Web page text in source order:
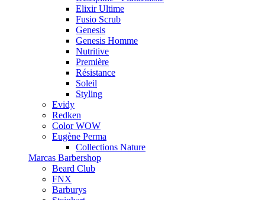
Elixir Ultime
Fusio Scrub
Genesis
Genesis Homme
Nutritive
Première
Résistance
Soleil
Styling
Evidy
Redken
Color WOW
Eugène Perma
Collections Nature
Marcas Barbershop
Beard Club
FNX
Barburys